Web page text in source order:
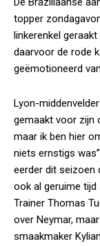
topper
linkerenkel
daarvoor de rode
geëmotioneerd
Lyon-
gemaakt voor zijn
maar ik ben hier
niets ernstigs
eerder dit seizoen
ook al geruime tijd
Trainer Thomas
over Neymar,
smaakmaker